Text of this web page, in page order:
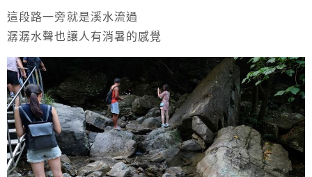
這段路一旁就是溪水流過
潺潺水聲也讓人有消暑的感覺